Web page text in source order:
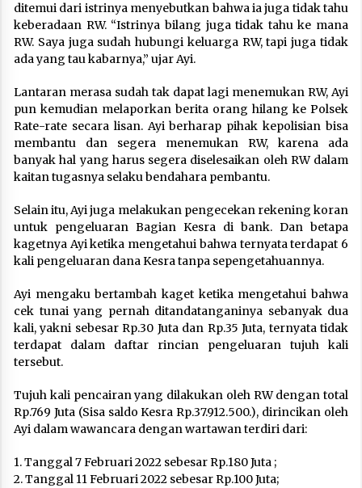
ditemui dari istrinya menyebutkan bahwa ia juga tidak tahu
keberadaan RW. “Istrinya bilang juga tidak tahu ke mana
RW. Saya juga sudah hubungi keluarga RW, tapi juga tidak
ada yang tau kabarnya,” ujar Ayi.
Lantaran merasa sudah tak dapat lagi menemukan RW, Ayi
pun kemudian melaporkan berita orang hilang ke Polsek
Rate-rate secara lisan. Ayi berharap pihak kepolisian bisa
membantu dan segera menemukan RW, karena ada
banyak hal yang harus segera diselesaikan oleh RW dalam
kaitan tugasnya selaku bendahara pembantu.
Selain itu, Ayi juga melakukan pengecekan rekening koran
untuk pengeluaran Bagian Kesra di bank. Dan betapa
kagetnya Ayi ketika mengetahui bahwa ternyata terdapat 6
kali pengeluaran dana Kesra tanpa sepengetahuannya.
Ayi mengaku bertambah kaget ketika mengetahui bahwa
cek tunai yang pernah ditandatanganinya sebanyak dua
kali, yakni sebesar Rp.30 Juta dan Rp.35 Juta, ternyata tidak
terdapat dalam daftar rincian pengeluaran tujuh kali
tersebut.
Tujuh kali pencairan yang dilakukan oleh RW dengan total
Rp.769 Juta (Sisa saldo Kesra Rp.37.912.500.), dirincikan oleh
Ayi dalam wawancara dengan wartawan terdiri dari:
1. Tanggal 7 Februari 2022 sebesar Rp.180 Juta ;
2. Tanggal 11 Februari 2022 sebesar Rp.100 Juta;